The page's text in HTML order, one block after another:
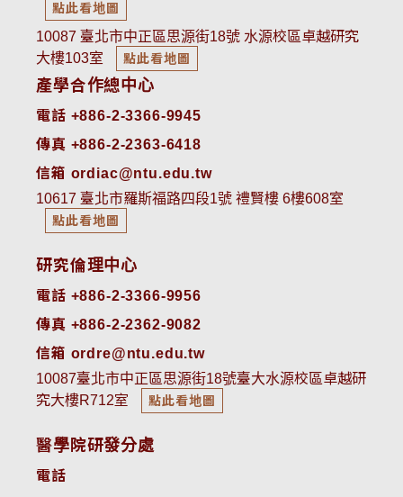
點此看地圖
10087 臺北市中正區思源街18號 水源校區卓越研究
大樓103室
點此看地圖
產學合作總中心
電話 +886-2-3366-9945
傳真 +886-2-2363-6418
信箱 ordiac@ntu.edu.tw
10617 臺北市羅斯福路四段1號 禮賢樓 6樓608室
點此看地圖
研究倫理中心
電話 +886-2-3366-9956
傳真 +886-2-2362-9082
信箱 ordre@ntu.edu.tw
10087臺北市中正區思源街18號臺大水源校區卓越研
究大樓R712室
點此看地圖
醫學院研發分處
電話